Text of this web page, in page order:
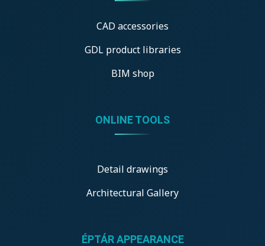
CAD accessories
GDL product libraries
BIM shop
ONLINE TOOLS
Detail drawings
Architectural Gallery
ÉPTÁR APPEARANCE